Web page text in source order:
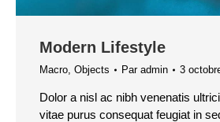
Modern Lifestyle
Macro, Objects Par admin 3
Dolor a nisl ac nibh venenatis
vitae purus consequat feugiat in